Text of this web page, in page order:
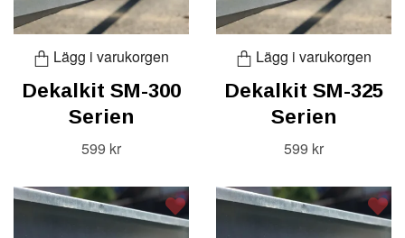
Lägg i varukorgen
Dekalkit SM-300
Serien
599 kr
Lägg i varukorgen
Dekalkit SM-325
Serien
599 kr